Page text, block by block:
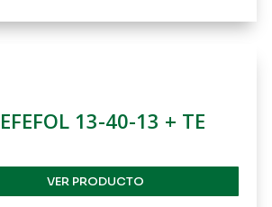
13-40-13 + TE
VER PRODUCTO